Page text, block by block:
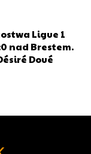
Ligue 1
nad Brestem.
Doué